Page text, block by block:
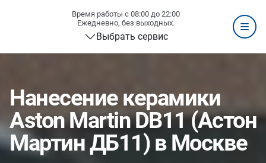
Время работы с 08:00 до 22:00
Ежедневно, без выходных.
Выбрать сервис
Нанесение керамики
Aston Martin DB11 (Астон
Мартин ДБ11) в Москве